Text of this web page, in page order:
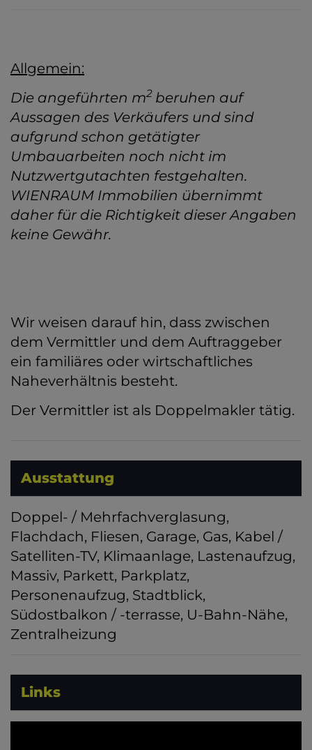
Allgemein:
Die angeführten m2 beruhen auf
Aussagen des Verkäufers und sind
aufgrund schon getätigter
Umbauarbeiten noch nicht im
Nutzwertgutachten festgehalten.
WIENRAUM Immobilien übernimmt
daher für die Richtigkeit dieser Angaben
keine Gewähr.
Wir weisen darauf hin, dass zwischen
dem Vermittler und dem Auftraggeber
ein familiäres oder wirtschaftliches
Naheverhältnis besteht.
Der Vermittler ist als Doppelmakler tätig.
Ausstattung
Doppel- / Mehrfachverglasung
Flachdach Fliesen Garage Gas Kabel /
Satelliten-TV Klimaanlage Lastenaufzug
Massiv Parkett Parkplatz
Personenaufzug Stadtblick
Südostbalkon / -terrasse U-Bahn-Nähe
Zentralheizung
Links